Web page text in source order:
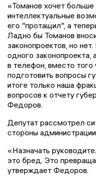
«Томанов хочет больше
интеллектуальные
его "протащил", а
Ладно бы Томанов
законопроектов, но
одного законопроекта,
в телефон, вместо
подготовить вопросы
итоге только наша
вопросов к отчету
Федоров.
Депутат рассмотрел
стороны
«Назначать
это бред. Это
утверждает Федоров.